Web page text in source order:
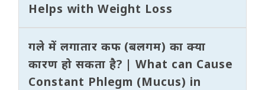
Helps with Weight Loss
गले में लगातार कफ (बलगम) का क्या
कारण हो सकता है? | What can Cause
Constant Phlegm (Mucus) in